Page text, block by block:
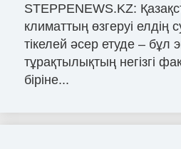
STEPPENEWS.KZ:
климаттың өзгеруі елдің
тікелей әсер етуде – бұл
тұрақтылықтың негізгі
біріне...